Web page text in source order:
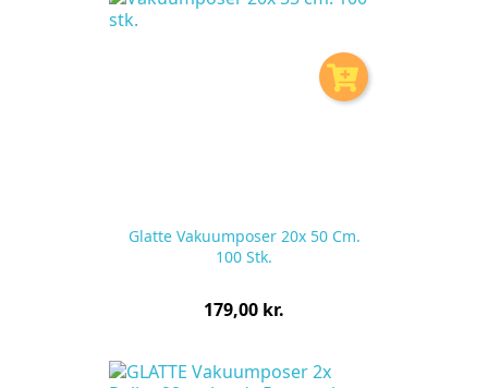
Glatte Vakuumposer 20x 50 Cm.
100 Stk.
Pris
179,00 kr.